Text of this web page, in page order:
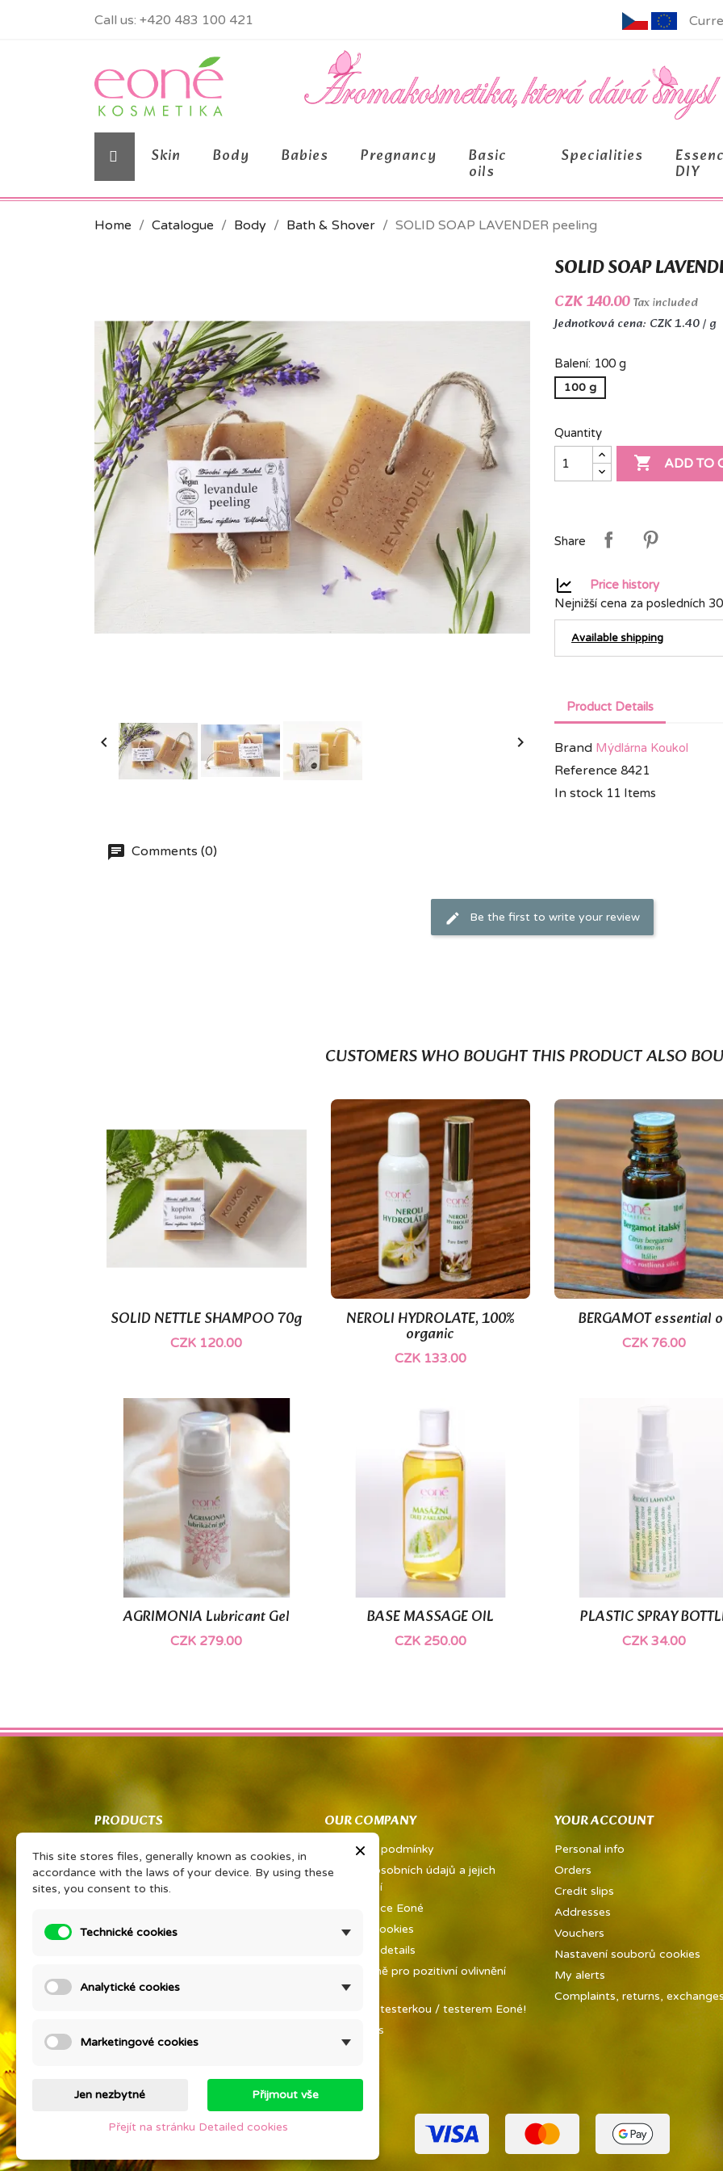
Call us: +420 483 100 421
Skin Body Babies Pregnancy Basic
oils
Specialities
DIY
Home Catalogue Body Bath & Shover SOLID SOAP LAVENDER peeling
 
SOLID SOAP
CZK 140.00Tax included
Jednotková cena: CZK 1.40 / g
Balení: 100 g
100 g
Quantity
 ADD TO
Share
Price history
Nejnižší cena za posledních
Available shipping
Product Details
Brand Mýdlárna Koukol
Reference 8421
In stock 11 Items
Comments (0)
Be the first to write your review
CUSTOMERS WHO BOUGHT THIS PRODUCT ALSO
SOLID NETTLE SHAMPOO 70g
CZK 120.00
Quick view NEROLI HYDROLATE, 100%
organic
CZK 133.00
Quick view BERGAMOT essential
CZK 76.00
Quick view
AGRIMONIA Lubricant Gel
CZK 279.00
Quick view BASE MASSAGE OIL
CZK 250.00
Quick view PLASTIC SPRAY
CZK 34.00
Quick view
PRODUCTS
Co znamená PSP?
Vaše sdílené zkušenosti Vám získají
slevu na oblíbený výrobek
Prohlášením o KP
New products
OUR COMPANY
Obchodní podmínky
Ochrana osobních údajů a jejich
zpracování
O kosmetice Eoné
Detailed cookies
Company details
KURZ Vůně pro pozitivní ovlivnění
psychiky
Staňte se testerkou / testerem Eoné!
Contact us
YOUR ACCOUNT
Personal info
Orders
Credit slips
Addresses
Vouchers
Nastavení souborů cookies
My alerts
Complaints, returns,
×
This site stores files, generally known as cookies, in
accordance with the laws of your device. By using these
sites, you consent to this.
Technické cookies
Analytické cookies
Marketingové cookies
Jen nezbytné Přijmout vše
Přejít na stránku Detailed cookies